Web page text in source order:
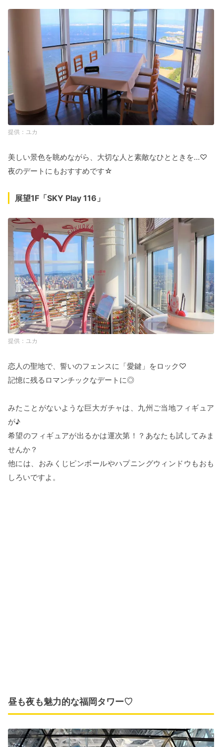
ユカ
美しい景色を眺めながら、大切な人と素敵なひとときを…♡
夜のデートにもおすすめです☆
展望1F「SKY Play 116」
ユカ
恋人の聖地で、誓いのフェンスに「愛鍵」をロック♡
記憶に残るロマンチックなデートに◎
みたことがないような巨大ガチャは、九州ご当地フィギュア
が♪
希望のフィギュアが出るかは運次第！？あなたも試してみま
せんか？
他には、おみくじピンボールやハプニングウィンドウもおも
しろいですよ。
昼も夜も魅力的な福岡タワー♡